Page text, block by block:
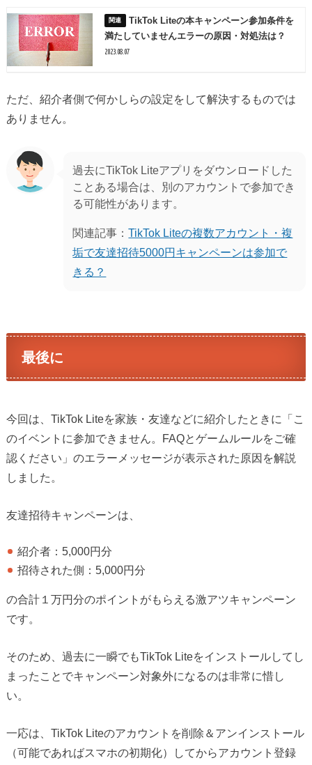
TikTok Liteの本キャンペーン参加条件を
満たしていませんエラーの原因・対処法は？
2023.08.07
ただ、紹介者側で何かしらの設定をして解決するものでは
ありません。
過去にTikTok Liteアプリをダウンロードした
ことある場合は、別のアカウントで参加でき
る可能性があります。
関連記事：TikTok Liteの複数アカウント・複
垢で友達招待5000円キャンペーンは参加で
きる？
最後に
今回は、TikTok Liteを家族・友達などに紹介したときに「こ
のイベントに参加できません。FAQとゲームルールをご確
認ください」のエラーメッセージが表示された原因を解説
しました。
友達招待キャンペーンは、
紹介者：5,000円分
招待された側：5,000円分
の合計１万円分のポイントがもらえる激アツキャンペーン
です。
そのため、過去に一瞬でもTikTok Liteをインストールしてし
まったことでキャンペーン対象外になるのは非常に惜し
い。
一応は、TikTok Liteのアカウントを削除＆アンインストール
（可能であればスマホの初期化）してからアカウント登録